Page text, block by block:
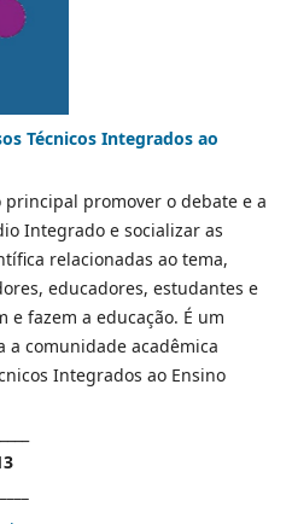
Técnicos Integrados ao
promover o debate e a
Integrado e socializar as
relacionadas ao tema,
educadores, estudantes e
e fazem a educação. É um
comunidade acadêmica
Integrados ao Ensino